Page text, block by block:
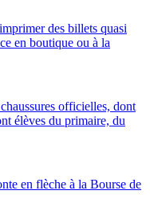
des billets quasi
en boutique ou à la
officielles, dont
élèves du primaire, du
en flèche à la Bourse de